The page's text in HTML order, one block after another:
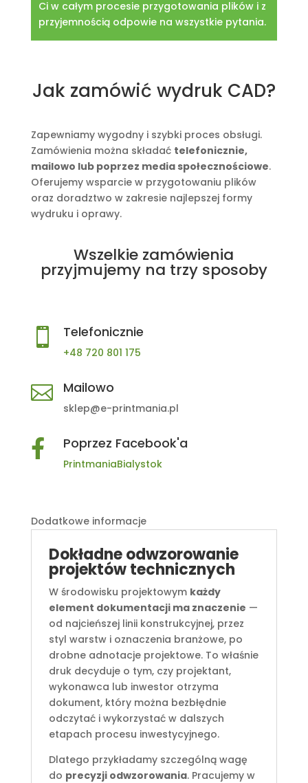
Ci w całym procesie przygotowania plików i z
przyjemnością odpowie na wszystkie pytania.
Jak zamówić wydruk CAD?
Zapewniamy wygodny i szybki proces obsługi.
Zamówienia można składać telefonicznie,
mailowo lub poprzez media społecznościowe.
Oferujemy wsparcie w przygotowaniu plików
oraz doradztwo w zakresie najlepszej formy
wydruku i oprawy.
Wszelkie zamówienia
przyjmujemy na trzy sposoby
 Telefonicznie
+48 720 801 175
 Mailowo
sklep@e-printmania.pl
 Poprzez Facebook'a
PrintmaniaBialystok
Dodatkowe informacje
Dokładne odwzorowanie
projektów technicznych
W środowisku projektowym każdy
element dokumentacji ma znaczenie —
od najcieńszej linii konstrukcyjnej, przez
styl warstw i oznaczenia branżowe, po
drobne adnotacje projektowe. To właśnie
druk decyduje o tym, czy projektant,
wykonawca lub inwestor otrzyma
dokument, który można bezbłędnie
odczytać i wykorzystać w dalszych
etapach procesu inwestycyjnego.
Dlatego przykładamy szczególną wagę
do precyzji odwzorowania. Pracujemy w